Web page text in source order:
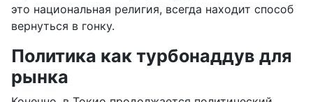
это национальная религия, всегда находит способ
вернуться в гонку.
Политика как турбонаддув для
рынка